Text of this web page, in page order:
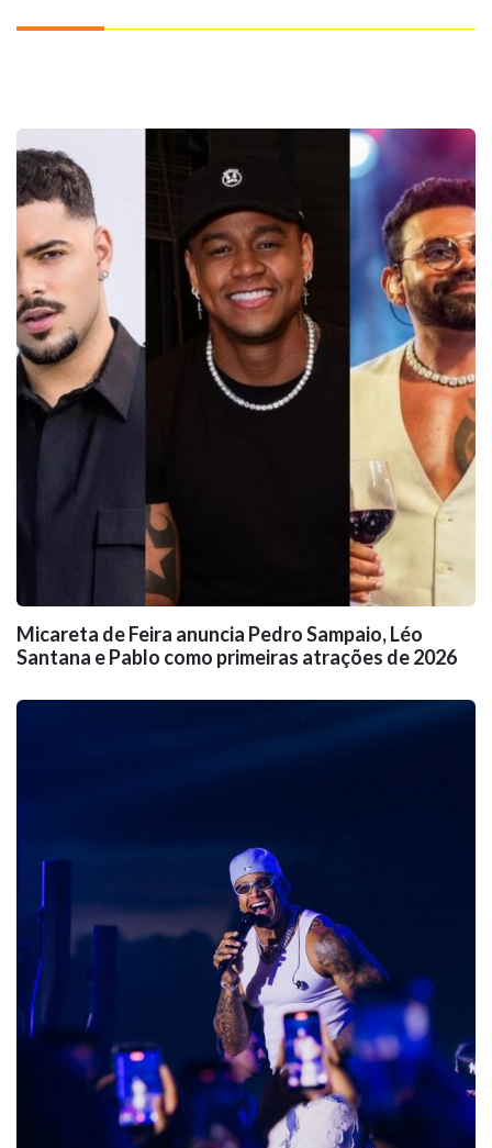
Micareta de Feira anuncia Pedro Sampaio, Léo
Santana e Pablo como primeiras atrações de 2026